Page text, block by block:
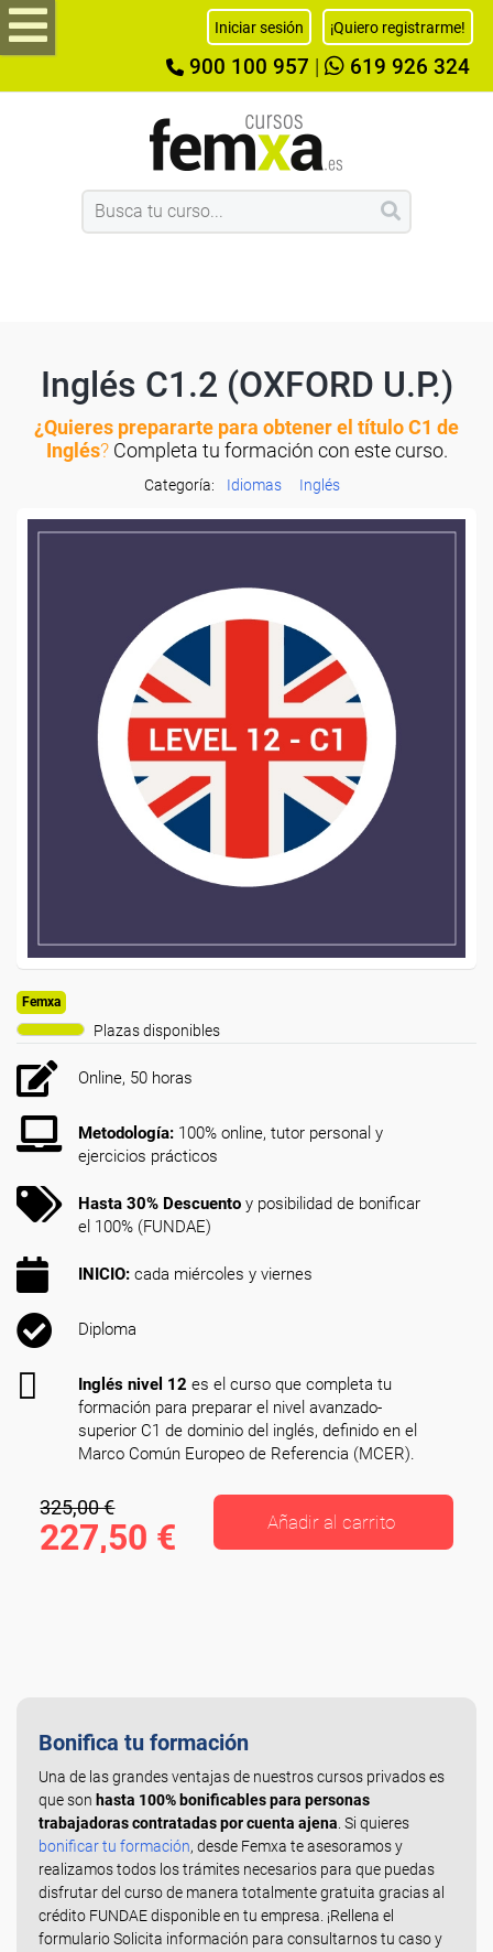
Iniciar sesión ¡Quiero registrarme!
900 100 957 619 926 324
Inglés C1.2 (OXFORD U.P.)
¿Quieres prepararte para obtener el título C1 de
Inglés?Completa tu formación con este curso.
Categoría: Idiomas Inglés
Femxa
Plazas disponibles
Online, 50 horas
Metodología: 100% online, tutor personal y
ejercicios prácticos
Hasta 30% Descuento y posibilidad de bonificar
el 100% (FUNDAE)
INICIO: cada miércoles y viernes
Diploma
Inglés nivel 12 es el curso que completa tu
formación para preparar el nivel avanzado-
superior C1 de dominio del inglés, definido en el
Marco Común Europeo de Referencia (MCER).
325,00 €
227,50 € Añadir al carrito
Bonifica tu formación
Una de las grandes ventajas de nuestros cursos privados es
que son hasta 100% bonificables para personas
trabajadoras contratadas por cuenta ajena . Si quieres
bonificar tu formación, desde Femxa te asesoramos y
realizamos todos los trámites necesarios para que puedas
disfrutar del curso de manera totalmente gratuita gracias al
crédito FUNDAE disponible en tu empresa. ¡Rellena el
formulario Solicita información para consultarnos tu caso y